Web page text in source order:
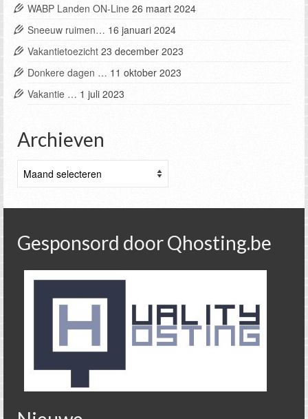
WABP Landen ON-Line 26 maart 2024
Sneeuw ruimen… 16 januari 2024
Vakantietoezicht 23 december 2023
Donkere dagen … 11 oktober 2023
Vakantie … 1 juli 2023
Archieven
Gesponsord door Qhosting.be